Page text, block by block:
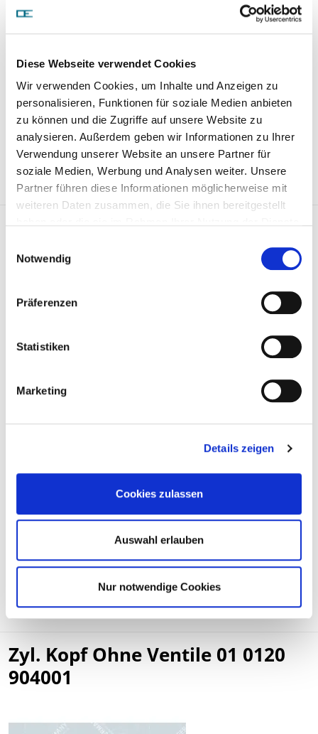
Diese Webseite verwendet Cookies
Wir verwenden Cookies, um Inhalte und Anzeigen zu
personalisieren, Funktionen für soziale Medien anbieten
zu können und die Zugriffe auf unsere Website zu
analysieren. Außerdem geben wir Informationen zu Ihrer
Verwendung unserer Website an unsere Partner für
soziale Medien, Werbung und Analysen weiter. Unsere
Partner führen diese Informationen möglicherweise mit
weiteren Daten zusammen, die Sie ihnen bereitgestellt
Notwendig
Präferenzen
Statistiken
Marketing
Details zeigen
Cookies zulassen
Auswahl erlauben
Nur notwendige Cookies
Precio a la carta
SOLICITAR ARTÍCULO
Peso:
17,00 kg/Stk
Números de comparación:
908 572
611 010 44 20
646000
Precio a la carta
SOLICITAR ARTÍCULO
Números de comparación:
646 010 14 20
646 010 10 20
611 010 50 20
Zyl. Kopf Ohne Ventile 01 0120
904001